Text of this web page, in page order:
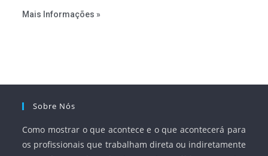
serviços, ampliar a participação da iniciativa privada,
Mais Informações »
Sobre Nós
Como mostrar o que acontece e o que acontecerá para
os profissionais que trabalham direta ou indiretamente